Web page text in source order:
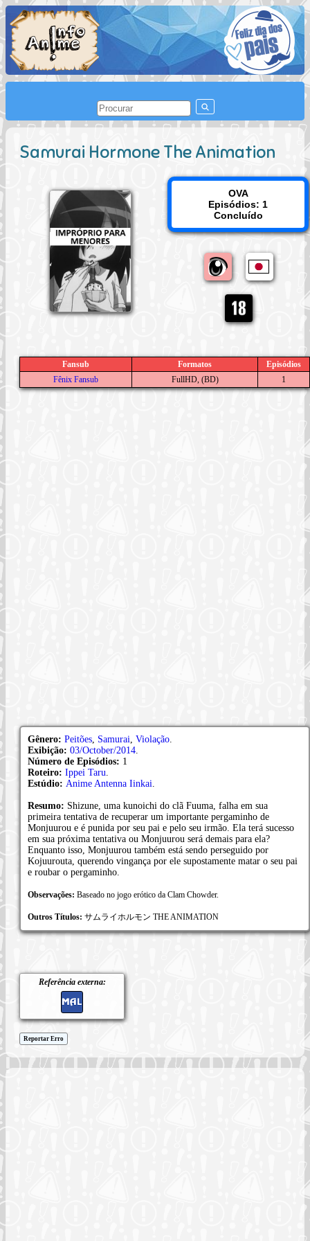
Samurai Hormone The Animation
OVA
Episódios: 1
Concluído
Fansub Formatos
Episódios
Fênix Fansub
FullHD, (BD) 1
Gênero: Peitões Samurai Violação
Exibição: 03/October/2014
Número de Episódios: 1
Roteiro: Ippei Taru
Estúdio: Anime Antenna Iinkai
Resumo: Shizune, uma kunoichi do clã Fuuma, falha em sua
primeira tentativa de recuperar um importante pergaminho de
Monjuurou e é punida por seu pai e pelo seu irmão. Ela terá sucesso
em sua próxima tentativa ou Monjuurou será demais para ela?
Enquanto isso, Monjuurou também está sendo perseguido por
Kojuurouta, querendo vingança por ele supostamente matar o seu pai
e roubar o pergaminho.
Observações: Baseado no jogo erótico da Clam Chowder.
Outros Títulos: サムライホルモン THE ANIMATION
Referência externa:
Reportar Erro